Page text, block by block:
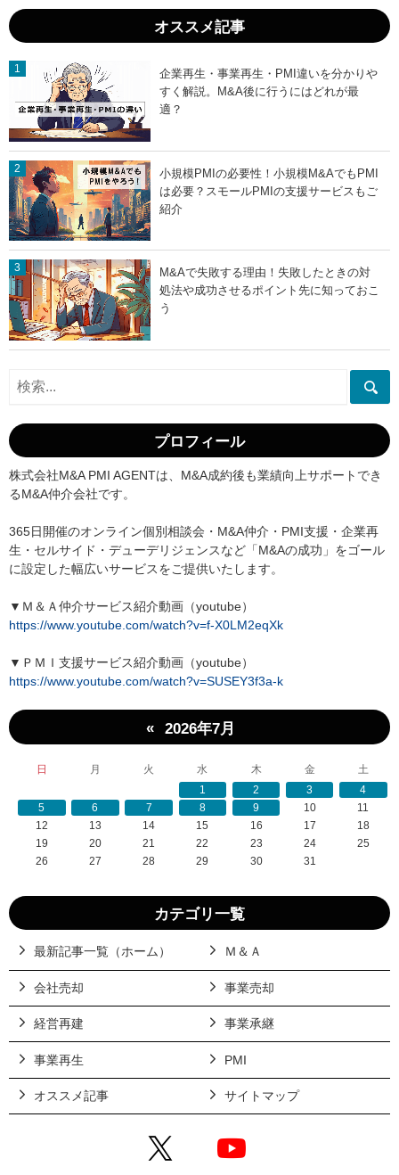
引
継
」
オススメ記事
企業再生・事業再生・PMI違いを分かりや
すく解説。M&A後に行うにはどれが最
適？
小規模PMIの必要性！小規模M&AでもPMI
は必要？スモールPMIの支援サービスもご
紹介
M&Aで失敗する理由！失敗したときの対
処法や成功させるポイント先に知っておこ
う
プロフィール
株式会社M&A PMI AGENTは、M&A成約後も業績向上サポートでき
るM&A仲介会社です。
365日開催のオンライン個別相談会・M&A仲介・PMI支援・企業再
生・セルサイド・デューデリジェンスなど「M&Aの成功」をゴール
に設定した幅広いサービスをご提供いたします。
▼Ｍ＆Ａ仲介サービス紹介動画（youtube）
https://www.youtube.com/watch?v=f-X0LM2eqXk
▼ＰＭＩ支援サービス紹介動画（youtube）
https://www.youtube.com/watch?v=SUSEY3f3a-k
« 2026年7月
日 月 火 水 木 金
土
1
2 3
4
5
6 7 8 9 10
11
12
13 14 15 16 17
18
19
20 21 22 23 24
25
26
27 28 29 30 31
カテゴリ一覧
最新記事一覧（ホーム） Ｍ＆Ａ
会社売却 事業売却
経営再建 事業承継
事業再生 PMI
オススメ記事 サイトマップ
X